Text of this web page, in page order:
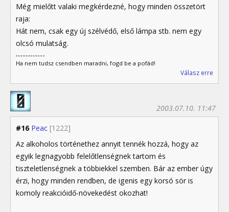
Még mielőtt valaki megkérdezné, hogy minden összetört
raja:
Hát nem, csak egy új szélvédő, első lámpa stb. nem egy
olcsó mulatság.
Ha nem tudsz csendben maradni, fogd be a pofád!
Válasz erre
#16 Peac [1222]
2003.07.10. 11:47
Az alkoholos történethez annyit tennék hozzá, hogy az
egyik legnagyobb felelőtlenségnek tartom és
tiszteletlenségnek a többiekkel szemben. Bár az ember úgy
érzi, hogy minden rendben, de igenis egy korsó sör is
komoly reakcióidő-növekedést okozhat!